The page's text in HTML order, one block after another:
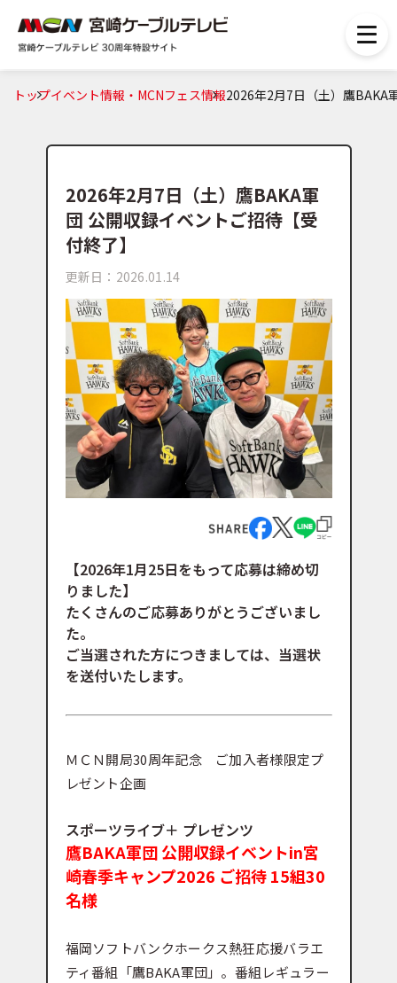
トップイベント情報・MCNフェス情報2026年2月7日（土）鷹BAKA
2026年2月7日（土）鷹BAKA軍
団 公開収録イベントご招待【受
付終了】
更新日：2026.01.14
【2026年1月25日をもって応募は締め切
りました】
たくさんのご応募ありがとうございまし
た。
ご当選された方につきましては、当選状
を送付いたします。
ＭＣＮ開局30周年記念 ご加入者様限定プ
レゼント企画
スポーツライブ＋ プレゼンツ
鷹BAKA軍団 公開収録イベントin宮
崎春季キャンプ2026 ご招待 15組30
名様
福岡ソフトバンクホークス熱狂応援バラエ
ティ番組「鷹BAKA軍団」。番組レギュラー